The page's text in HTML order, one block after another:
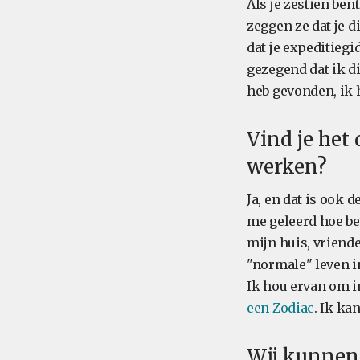
Als je zestien
zeggen ze dat je
dat je
gezegend dat ik
heb gevonden, ik
Vind je het
werken?
Ja, en dat is ook
me geleerd hoe
mijn huis,
"normale" leven
Ik hou ervan om
een Zodiac. Ik